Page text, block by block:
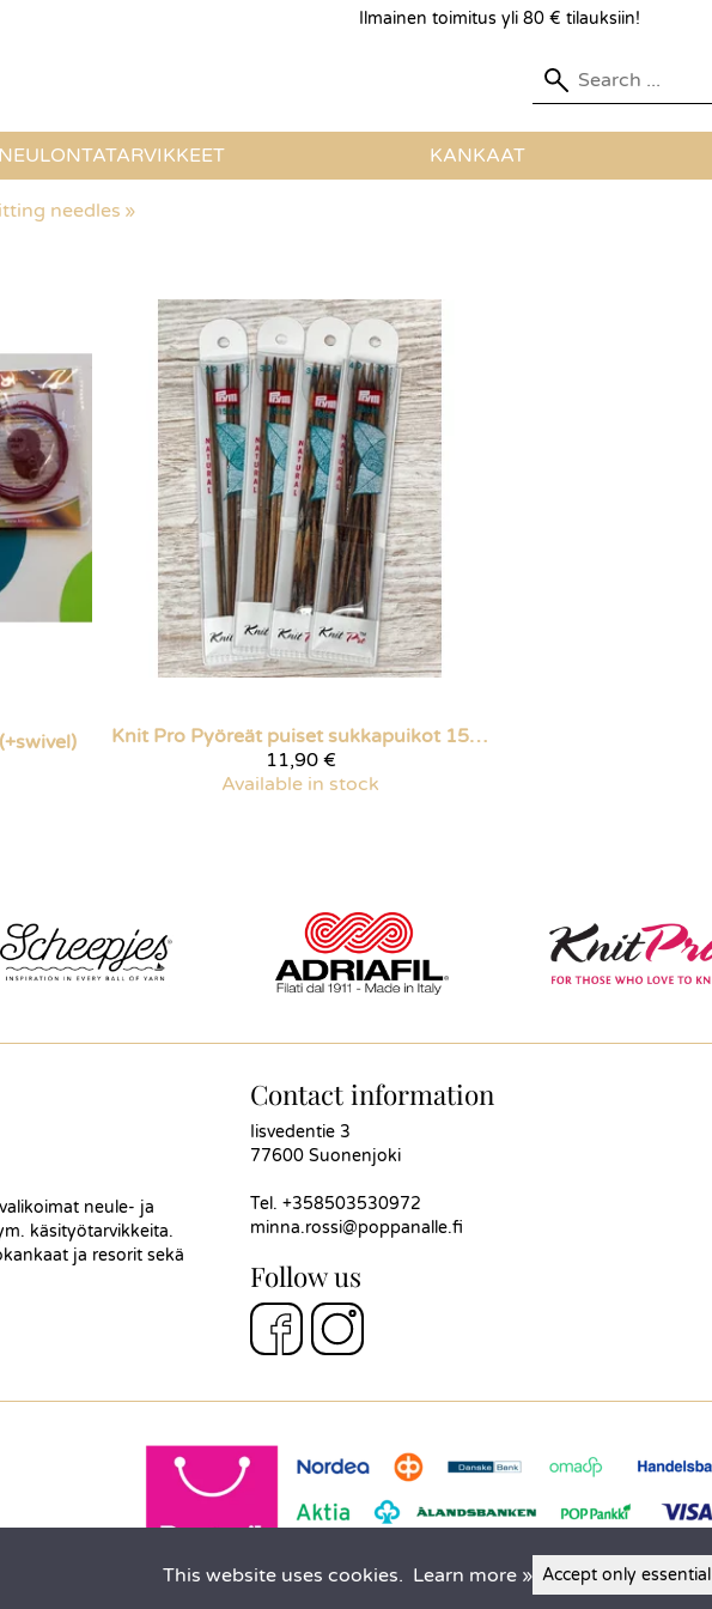
Ilmainen toimitus yli 80 € tilauksiin!
NEULONTATARVIKKEET KANKAAT
needles ‪»
Knit Pro
Pyöreät puiset sukkapuikot 15 cm
11,90 €
Available in stock
neule- ja
käsityötarvikkeita.
ja resorit sekä
Contact information
Iisvedentie 3
77600 Suonenjoki
Tel. +358503530972
minna.rossi@poppanalle.fi
Follow us
This website uses cookies. Learn more » Accept only essential